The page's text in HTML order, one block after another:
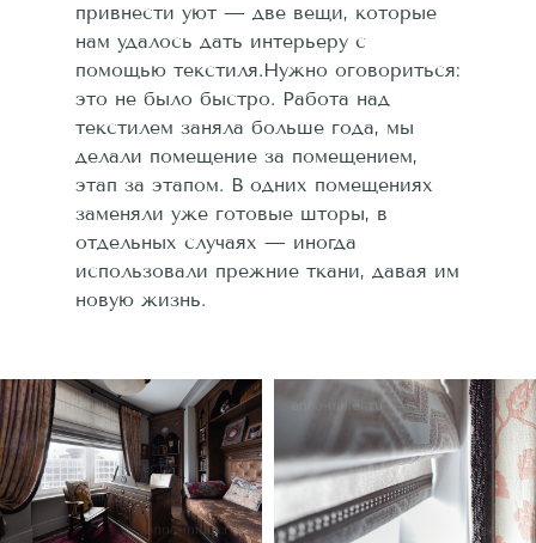
привнести уют — две вещи, которые
нам удалось дать интерьеру с
помощью текстиля.Нужно оговориться:
это не было быстро. Работа над
текстилем заняла больше года, мы
делали помещение за помещением,
этап за этапом. В одних помещениях
заменяли уже готовые шторы, в
отдельных случаях — иногда
использовали прежние ткани, давая им
новую жизнь.